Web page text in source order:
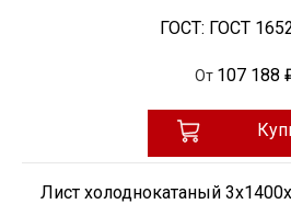
ГОСТ: ГОСТ
От 107 188
Лист холоднокатаный